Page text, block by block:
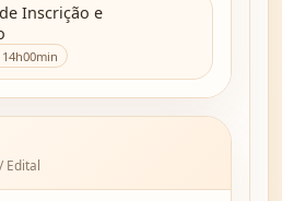
Inscrição e
14h00min
Edital